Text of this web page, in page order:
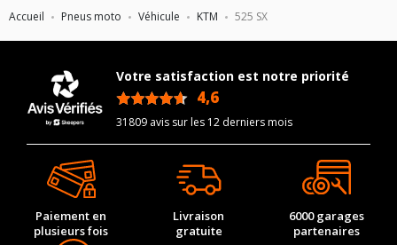
Accueil Pneus moto Véhicule KTM 525 SX
Votre satisfaction est notre priorité
4,6
31809 avis sur les 12 derniers mois
Paiement en
plusieurs fois
Livraison
gratuite
6000 garages
partenaires